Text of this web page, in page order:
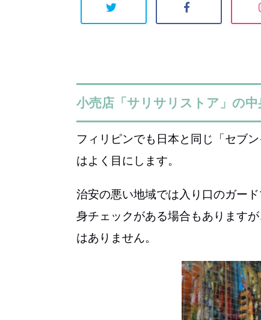
小売店「サリサリストア」の中
フィリピンでも日本と同じ「セブ
はよく目にします。
治安の悪い地域では入り口のガー
身チェックがある場合もあります
はありません。